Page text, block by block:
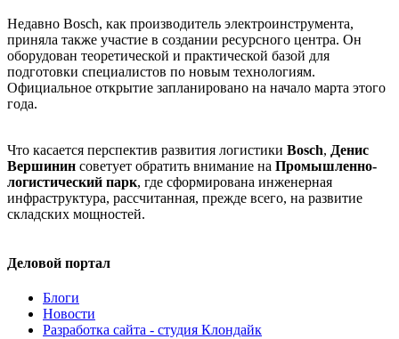
Недавно Bosch, как производитель электроинструмента,
приняла также участие в создании ресурсного центра. Он
оборудован теоретической и практической базой для
подготовки специалистов по новым технологиям.
Официальное открытие запланировано на начало марта этого
года.
Что касается перспектив развития логистики Bosch, Денис
Вершинин советует обратить внимание на Промышленно-
логистический парк, где сформирована инженерная
инфраструктура, рассчитанная, прежде всего, на развитие
складских мощностей.
Деловой портал
Блоги
Новости
Разработка сайта - студия Клондайк